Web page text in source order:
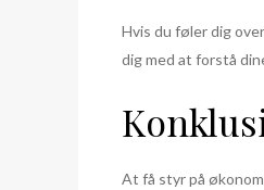
Hvis du føler dig
dig med at forstå
At få styr på